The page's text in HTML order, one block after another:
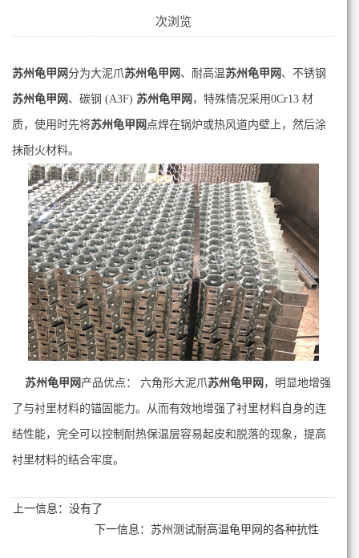
次浏览
苏州龟甲网分为大泥爪苏州龟甲网 、耐高温苏州龟甲网 、不锈钢
苏州龟甲网 、碳钢 (A3F) 苏州龟甲网 ，特殊情况采用0Cr13 材
质，使用时先将苏州龟甲网 点焊在锅炉或热风道内壁上，然后涂
抹耐火材料。
苏州龟甲网 产品优点： 六角形大泥爪苏州龟甲网 ，明显地增强
了与衬里材料的锚固能力。从而有效地增强了衬里材料自身的连
结性能，完全可以控制耐热保温层容易起皮和脱落的现象，提高
衬里材料的结合牢度。
上一信息：没有了
下一信息：苏州测试耐高温龟甲网的各种抗性